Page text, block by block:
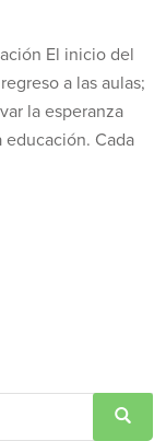
El inicio del
a las aulas;
la esperanza
Cada